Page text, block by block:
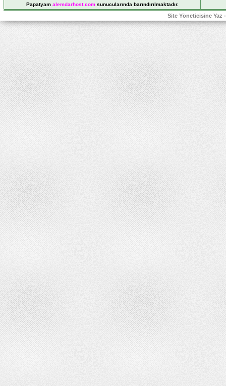
Papatyam alemdarhost.comsunucularında barındırılmaktadır.
Site Yöneticisine Yaz